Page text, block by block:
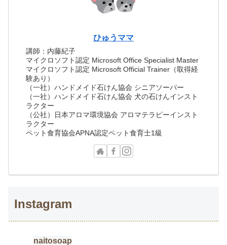
ひゅうママ
講師：内藤紀子
マイクロソフト認定 Microsoft Office Specialist Master
マイクロソフト認定 Microsoft Official Trainer（取得経
験あり）
（一社）ハンドメイド石けん協会 シニアソーパー
（一社）ハンドメイド石けん協会 犬の石けんインスト
ラクター
（公社）日本アロマ環境協会 アロマテラピーインスト
ラクター
ペット食育協会APNA認定ペット食育士1級
Instagram
naitosoap